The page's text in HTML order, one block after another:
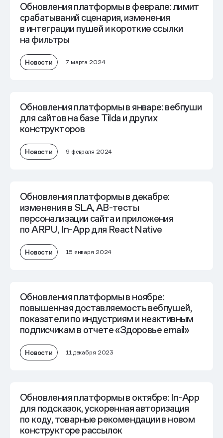
Обновления платформы в феврале: лимит
срабатываний сценария, изменения
в интеграции пушей и короткие ссылки
на фильтры
Новости 7 марта 2024
Обновления платформы в январе: вебпуши
для сайтов на базе Tilda и других
конструкторов
Новости 9 февраля 2024
Обновления платформы в декабре:
изменения в SLA, AB-тесты
персонализации сайта и приложения
по ARPU, In-App для React Native
Новости 15 января 2024
Обновления платформы в ноябре:
повышенная доставляемость вебпушей,
показатели по индустриям и неактивным
подписчикам в отчете «Здоровье email»
Новости 11 декабря 2023
Обновления платформы в октябре: In-App
для подсказок, ускоренная авторизация
по коду, товарные рекомендации в новом
конструкторе рассылок